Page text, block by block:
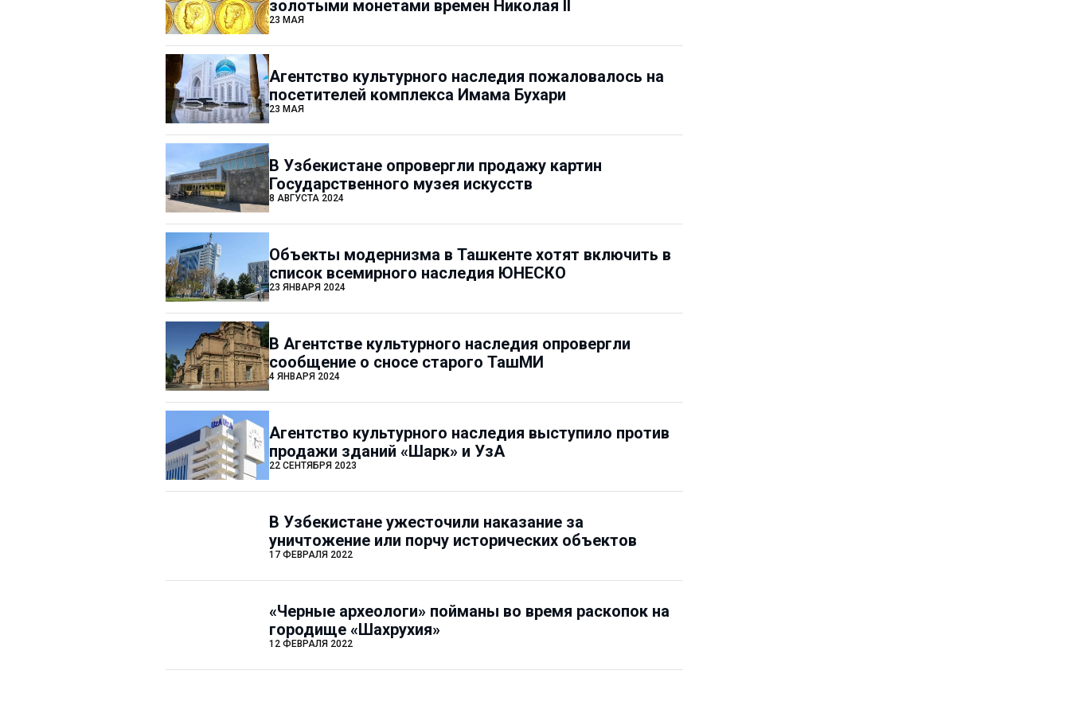
золотыми монетами времен Николая II
23 МАЯ
Агентство культурного наследия пожаловалось на
посетителей комплекса Имама Бухари
23 МАЯ
В Узбекистане опровергли продажу картин
Государственного музея искусств
8 АВГУСТА 2024
Объекты модернизма в Ташкенте хотят включить в
список всемирного наследия ЮНЕСКО
23 ЯНВАРЯ 2024
В Агентстве культурного наследия опровергли
сообщение о сносе старого ТашМИ
4 ЯНВАРЯ 2024
Агентство культурного наследия выступило против
продажи зданий «Шарк» и УзА
22 СЕНТЯБРЯ 2023
В Узбекистане ужесточили наказание за
уничтожение или порчу исторических объектов
17 ФЕВРАЛЯ 2022
«Черные археологи» пойманы во время раскопок на
городище «Шахрухия»
12 ФЕВРАЛЯ 2022